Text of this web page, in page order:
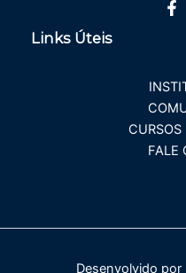
Links Úteis
CURSOS
FALE
Desenvolvido por